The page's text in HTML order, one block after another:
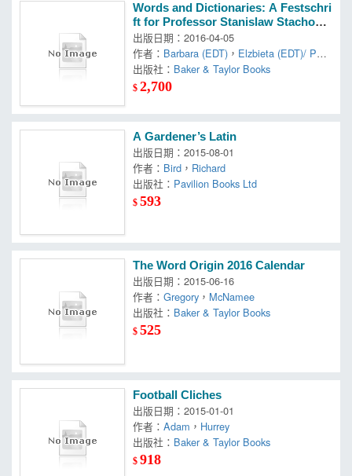
Words and Dictionaries: A Festschri
ft for Professor Stanislaw Stachows
ki on the Occasion of His 85th Birth
day
出版日期：2016-04-05
作者： Barbara (EDT) ， Elzbieta (EDT)/ Pod
olak，Manczak-wohlfeld
出版社： Baker & Taylor Books
$2,700
A Gardener’s Latin
出版日期：2015-08-01
作者： Bird ， Richard
出版社： Pavilion Books Ltd
$593
The Word Origin 2016 Calendar
出版日期：2015-06-16
作者：Gregory ， McNamee
出版社： Baker & Taylor Books
$525
Football Cliches
出版日期：2015-01-01
作者：Adam ， Hurrey
出版社： Baker & Taylor Books
$918